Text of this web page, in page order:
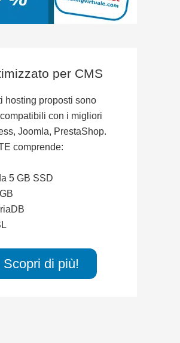
per CMS
hosting proposti sono
con i migliori
Joomla, PrestaShop.
comprende:
5 GB SSD
Scopri di più!